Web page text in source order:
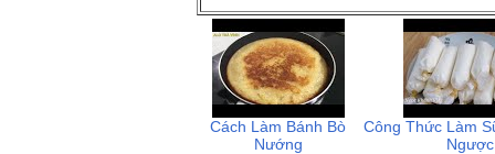
Cách Làm Bánh Bò
Nướng
Công Thức Làm
Ngược